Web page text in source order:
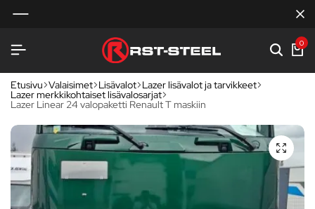
0
Etusivu Valaisimet Lisävalot Lazer lisävalot ja tarvikkeet
Lazer merkkikohtaiset lisävalosarjat
Lazer Linear 24 valopaketti Renault T maskiin